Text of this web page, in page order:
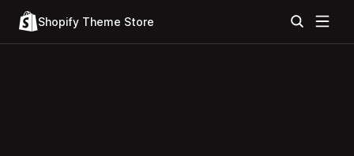
Shopify Theme Store